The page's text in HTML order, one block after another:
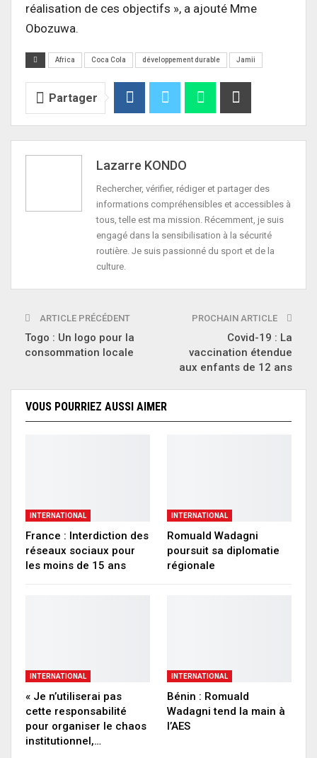
réalisation de ces objectifs », a ajouté Mme
Obozuwa.
Africa Coca Cola développement durable Jamii
Partager
Lazarre KONDO
Rechercher, vérifier, rédiger et partager des
informations compréhensibles et accessibles à
tous, telle est ma mission. Récemment, je suis
engagé dans la sensibilisation à la sécurité
routière. Je suis passionné du sport et de la
culture.
ARTICLE PRÉCÉDENT
Togo : Un logo pour la
consommation locale
PROCHAIN ARTICLE
Covid-19 : La
vaccination étendue
aux enfants de 12 ans
VOUS POURRIEZ AUSSI AIMER
INTERNATIONAL
France : Interdiction des
réseaux sociaux pour
les moins de 15 ans
INTERNATIONAL
Romuald Wadagni
poursuit sa diplomatie
régionale
INTERNATIONAL
« Je n’utiliserai pas
cette responsabilité
pour organiser le chaos
institutionnel,…
INTERNATIONAL
Bénin : Romuald
Wadagni tend la main à
l’AES